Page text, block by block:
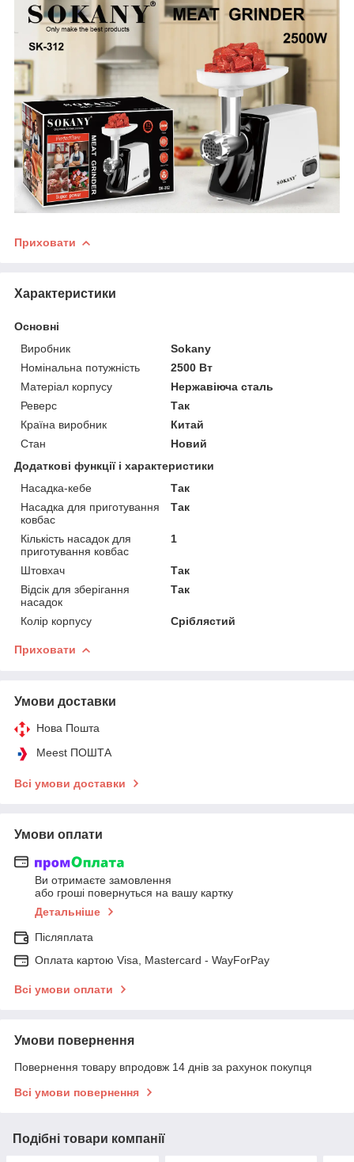
Приховати
Характеристики
Основні
Виробник
Sokany
Номінальна потужність
2500 Вт
Матеріал корпусу
Нержавіюча сталь
Реверс
Так
Країна виробник
Китай
Стан
Новий
Додаткові функції і характеристики
Насадка-кебе
Так
Насадка для приготування
ковбас
Так
Кількість насадок для
приготування ковбас
1
Штовхач
Так
Відсік для зберігання
насадок
Так
Колір корпусу Сріблястий
Приховати
Умови доставки
Нова Пошта
Meest ПОШТА
Всі умови доставки
Умови оплати
Ви отримаєте замовлення
або гроші повернуться на вашу картку
Детальніше
Післяплата
Оплата картою Visa, Mastercard - WayForPay
Всі умови оплати
Умови повернення
Повернення товару впродовж 14 днів за рахунок покупця
Всі умови повернення
Подібні товари компанії